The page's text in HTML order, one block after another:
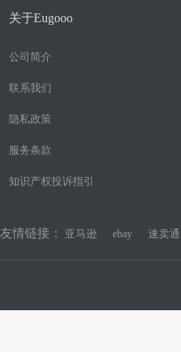
关于Eugooo
公司简介
联系我们
隐私政策
服务条款
知识产权投诉指引
友情链接： 亚马逊 ebay 速卖通